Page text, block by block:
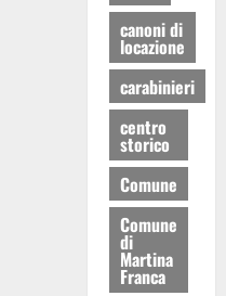
canoni di
locazione
carabinieri
centro
storico
Comune
Comune
di
Martina
Franca